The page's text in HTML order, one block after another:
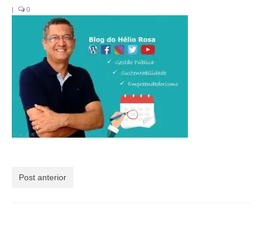
Contato
Currículo
| 0
Post anterior